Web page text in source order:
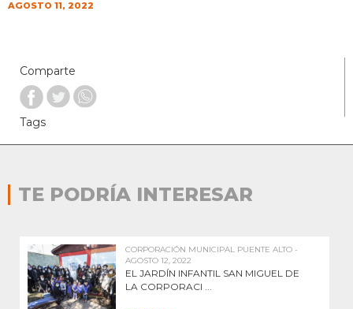
AGOSTO 11, 2022
Comparte
Tags
TE PODRÍA INTERESAR
CORPORACIÓN MUNICIPAL PUENTE ALTO -
AGOSTO 12, 2022
EL JARDÍN INFANTIL SAN MIGUEL DE
LA CORPORACI ...